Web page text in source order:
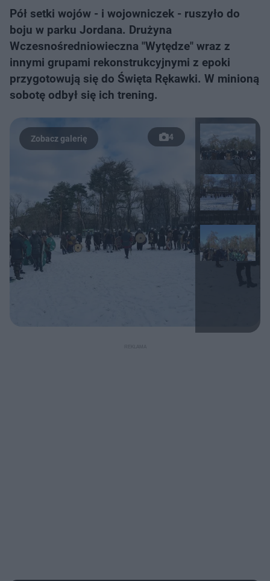
Pół setki wojów - i wojowniczek - ruszyło do
boju w parku Jordana. Drużyna
Wczesnośredniowieczna "Wytędze" wraz z
innymi grupami rekonstrukcyjnymi z epoki
przygotowują się do Święta Rękawki. W minioną
sobotę odbył się ich trening.
4